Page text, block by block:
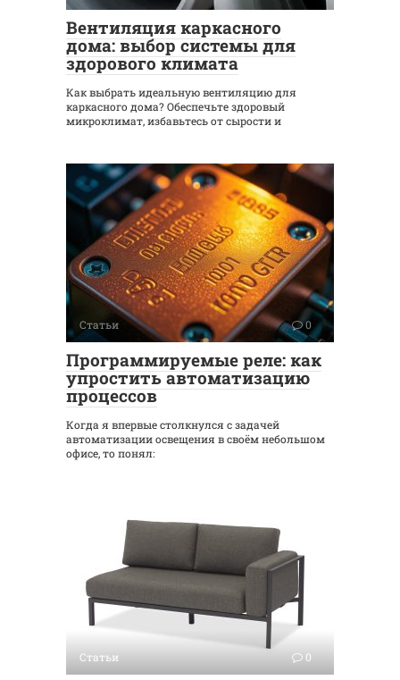
Вентиляция каркасного
дома: выбор системы для
здорового климата
Как выбрать идеальную вентиляцию для
каркасного дома? Обеспечьте здоровый
микроклимат, избавьтесь от сырости и
Статьи 0
Программируемые реле: как
упростить автоматизацию
процессов
Когда я впервые столкнулся с задачей
автоматизации освещения в своём небольшом
офисе, то понял:
Статьи 0